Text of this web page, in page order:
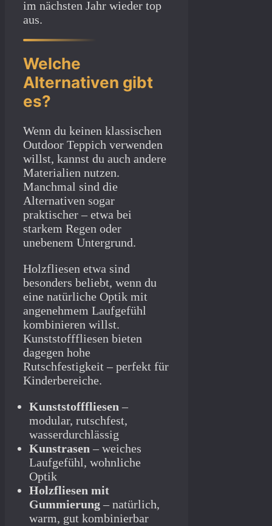
im nächsten Jahr wieder top
aus.
Welche
Alternativen gibt
es?
Wenn du keinen klassischen
Outdoor Teppich verwenden
willst, kannst du auch andere
Materialien nutzen.
Manchmal sind die
Alternativen sogar
praktischer – etwa bei
starkem Regen oder
unebenem Untergrund.
Holzfliesen etwa sind
besonders beliebt, wenn du
eine natürliche Optik mit
angenehmem Laufgefühl
kombinieren willst.
Kunststofffliesen bieten
dagegen hohe
Rutschfestigkeit – perfekt für
Kinderbereiche.
Kunststofffliesen –
modular, rutschfest,
wasserdurchlässig
Kunstrasen – weiches
Laufgefühl, wohnliche
Optik
Holzfliesen mit
Gummierung – natürlich,
warm, gut kombinierbar